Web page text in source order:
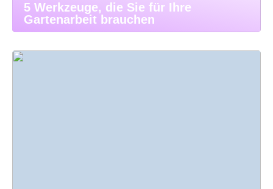
5 Werkzeuge, die Sie für Ihre
Gartenarbeit brauchen